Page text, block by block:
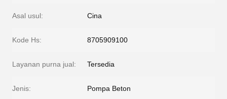
Asal usul: Cina
Kode Hs: 8705909100
Layanan purna jual: Tersedia
Jenis: Pompa Beton